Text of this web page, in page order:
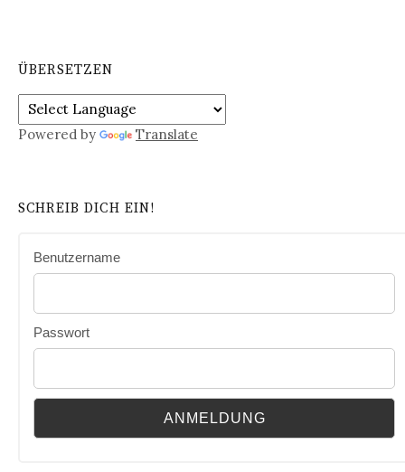
ÜBERSETZEN
Powered by Translate
SCHREIB DICH EIN!
Benutzername
Passwort